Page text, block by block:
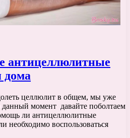
антицеллюлитные
дома
целлюлит в общем, мы уже
данный момент давайте поболтаем
ли антицеллюлитные
необходимо воспользоваться